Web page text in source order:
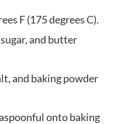
F (175 degrees C).
and butter
and baking powder
onto baking